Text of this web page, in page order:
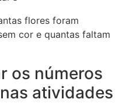
flores foram
cor e quantas faltam
os números
atividades